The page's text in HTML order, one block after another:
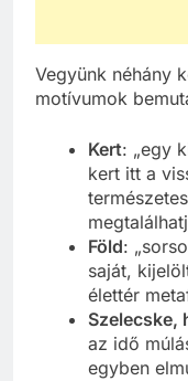
Vegyünk néhány
motívumok
Kert: „egy
kert itt a
Föld:
saját,
élettér
Szelecske,
az idő
egyben